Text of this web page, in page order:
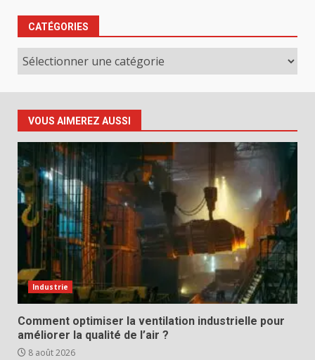
CATÉGORIES
Catégories
VOUS AIMEREZ AUSSI
Industrie
Comment optimiser la ventilation industrielle pour
améliorer la qualité de l’air ?
8 août 2026